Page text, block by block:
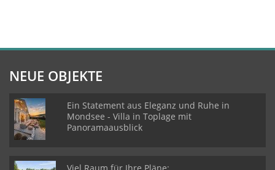
NEUE OBJEKTE
Ein Statement aus Eleganz und Ruhe in
Mondsee - Villa in Toplage mit
Panoramaausblick